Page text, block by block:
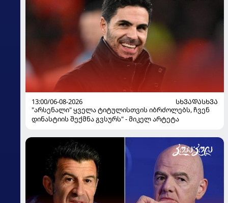
13:00/06-08-2026
ᲡᲮᲕᲐᲓᲐᲡᲮᲕᲐ
"არსენალი" ყველა ტიტულისთვის იბრძოლებს, ჩვენ
დინასტიის შექმნა გვსურს" - მიკელ არტეტა